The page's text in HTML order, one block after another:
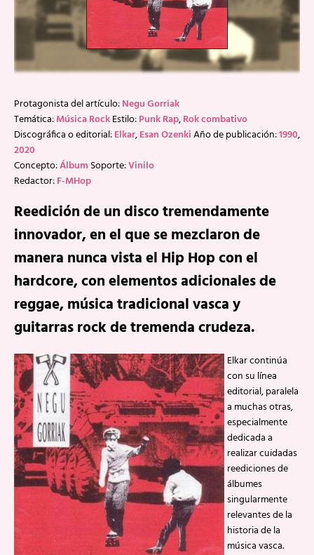
Protagonista del artículo:Negu Gorriak
Temática:Música RockEstilo:Punk Rap,Rok combativo
Discográfica o editorial:Elkar,Esan OzenkiAño de publicación:1990,
2020
Concepto:Álbum Soporte:Vinilo
Redactor:F-MHop
Reedición de un disco tremendamente
innovador, en el que se mezclaron de
manera nunca vista el Hip Hop con el
hardcore, con elementos adicionales de
reggae, música tradicional vasca y
guitarras rock de tremenda crudeza.
Elkar continúa
con su línea
editorial, paralela
a muchas otras,
especialmente
dedicada a
realizar cuidadas
reediciones de
álbumes
singularmente
relevantes de la
historia de la
música vasca.